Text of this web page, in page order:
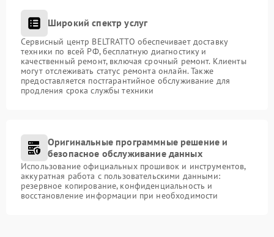
Широкий спектр услуг
Сервисный центр BELTRATTO обеспечивает доставку
техники по всей РФ, бесплатную диагностику и
качественный ремонт, включая срочный ремонт. Клиенты
могут отслеживать статус ремонта онлайн. Также
предоставляется постгарантийное обслуживание для
продления срока службы техники
Оригинальные программные решение и
безопасное обслуживание данных
Использование официальных прошивок и инструментов,
аккуратная работа с пользовательскими данными:
резервное копирование, конфиденциальность и
восстановление информации при необходимости